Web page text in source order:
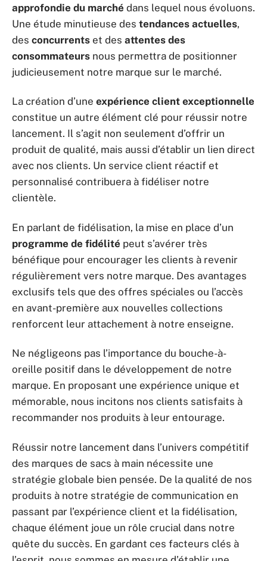
approfondie du marché dans lequel nous évoluons.
Une étude minutieuse des tendances actuelles,
des concurrents et des attentes des
consommateurs nous permettra de positionner
judicieusement notre marque sur le marché.
La création d’une expérience client exceptionnelle
constitue un autre élément clé pour réussir notre
lancement. Il s’agit non seulement d’offrir un
produit de qualité, mais aussi d’établir un lien direct
avec nos clients. Un service client réactif et
personnalisé contribuera à fidéliser notre
clientèle.
En parlant de fidélisation, la mise en place d’un
programme de fidélité peut s’avérer très
bénéfique pour encourager les clients à revenir
régulièrement vers notre marque. Des avantages
exclusifs tels que des offres spéciales ou l’accès
en avant-première aux nouvelles collections
renforcent leur attachement à notre enseigne.
Ne négligeons pas l’importance du bouche-à-
oreille positif dans le développement de notre
marque. En proposant une expérience unique et
mémorable, nous incitons nos clients satisfaits à
recommander nos produits à leur entourage.
Réussir notre lancement dans l’univers compétitif
des marques de sacs à main nécessite une
stratégie globale bien pensée. De la qualité de nos
produits à notre stratégie de communication en
passant par l’expérience client et la fidélisation,
chaque élément joue un rôle crucial dans notre
quête du succès. En gardant ces facteurs clés à